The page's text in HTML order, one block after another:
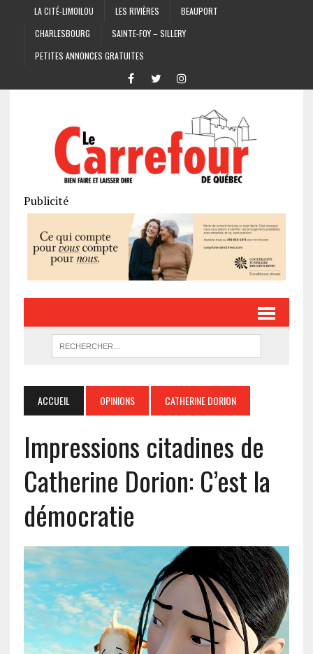
LA CITÉ-LIMOILOU LES RIVIÈRES
BEAUPORT
CHARLESBOURG
SAINTE-FOY – SILLERY
PETITES ANNONCES GRATUITES
Publicité
ACCUEIL OPINIONS CATHERINE DORION
Impressions citadines de
Catherine Dorion: C’est la
démocratie